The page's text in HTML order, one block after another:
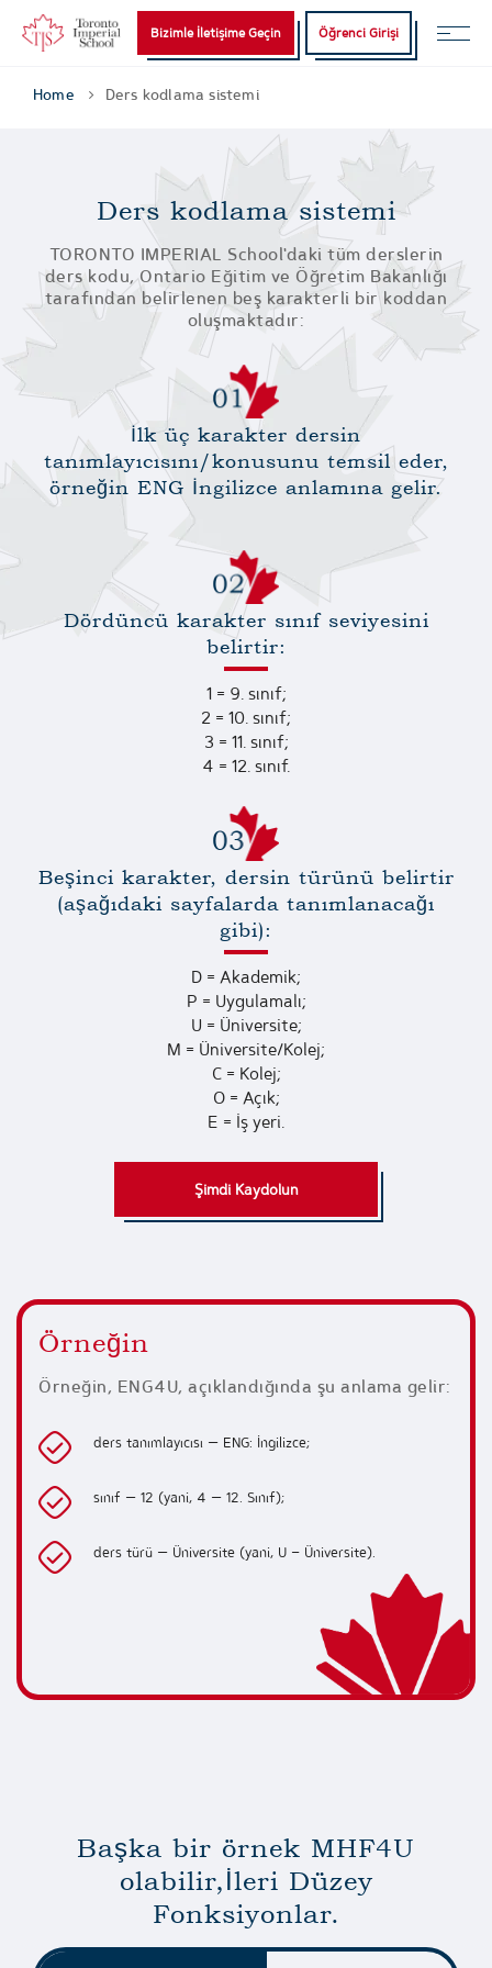
Bizimle İletişime Geçin Öğrenci Girişi
Home Ders kodlama sistemi
Ders kodlama sistemi
TORONTO IMPERIAL School'daki tüm derslerin
ders kodu, Ontario Eğitim ve Öğretim Bakanlığı
tarafından belirlenen beş karakterli bir koddan
oluşmaktadır:
İlk üç karakter dersin
tanımlayıcısını/konusunu temsil eder,
örneğin ENG İngilizce anlamına gelir.
Dördüncü karakter sınıf seviyesini
belirtir:
1 = 9. sınıf;
2 = 10. sınıf;
3 = 11. sınıf;
4 = 12. sınıf.
Beşinci karakter, dersin türünü belirtir
(aşağıdaki sayfalarda tanımlanacağı
gibi):
D = Akademik;
P = Uygulamalı;
U = Üniversite;
M = Üniversite/Kolej;
C = Kolej;
O = Açık;
E = İş yeri.
Şimdi Kaydolun
Örneğin
Örneğin, ENG4U, açıklandığında şu anlama gelir:
ders tanımlayıcısı — ENG: İngilizce;
sınıf — 12 (yani, 4 — 12. Sınıf);
ders türü — Üniversite (yani, U – Üniversite).
Başka bir örnek MHF4U
olabilir,İleri Düzey
Fonksiyonlar.